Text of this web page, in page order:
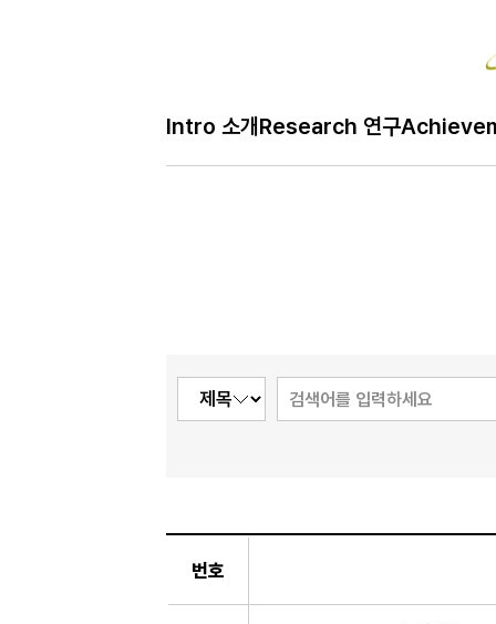
Intro 소개 Research 연구
번호